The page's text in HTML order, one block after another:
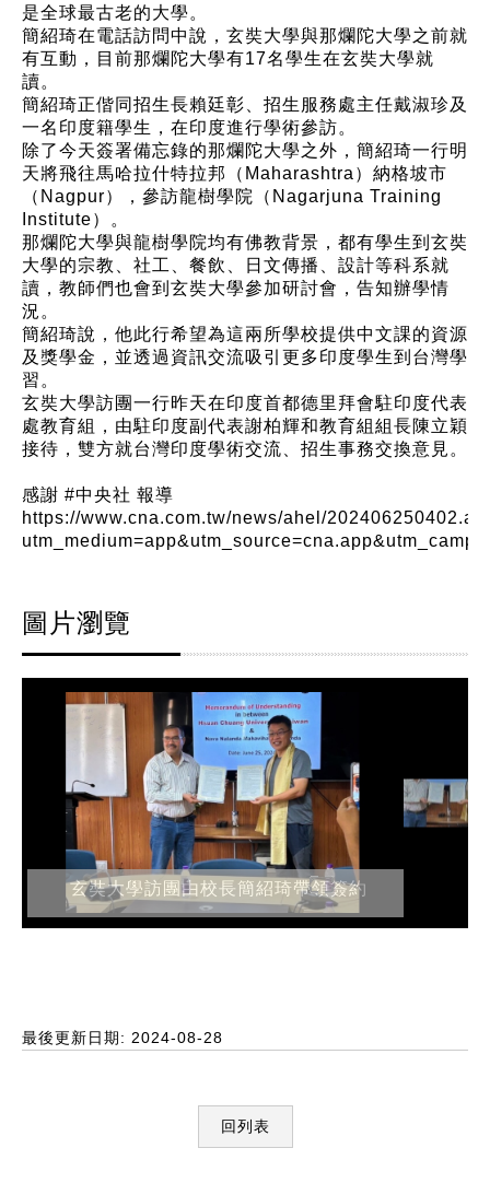
是全球最古老的大學。
簡紹琦在電話訪問中說，玄奘大學與那爛陀大學之前就
有互動，目前那爛陀大學有17名學生在玄奘大學就
讀。
簡紹琦正偕同招生長賴廷彰、招生服務處主任戴淑珍及
一名印度籍學生，在印度進行學術參訪。
除了今天簽署備忘錄的那爛陀大學之外，簡紹琦一行明
天將飛往馬哈拉什特拉邦（Maharashtra）納格坡市
（Nagpur），參訪龍樹學院（Nagarjuna Training
Institute）。
那爛陀大學與龍樹學院均有佛教背景，都有學生到玄奘
大學的宗教、社工、餐飲、日文傳播、設計等科系就
讀，教師們也會到玄奘大學參加研討會，告知辦學情
況。
簡紹琦說，他此行希望為這兩所學校提供中文課的資源
及獎學金，並透過資訊交流吸引更多印度學生到台灣學
習。
玄奘大學訪團一行昨天在印度首都德里拜會駐印度代表
處教育組，由駐印度副代表謝柏輝和教育組組長陳立穎
接待，雙方就台灣印度學術交流、招生事務交換意見。
感謝 #中央社 報導
https://www.cna.com.tw/news/ahel/
圖片瀏覽
玄奘大學訪團由校長簡紹琦帶領簽約
最後更新日期: 2024-08-28
回列表